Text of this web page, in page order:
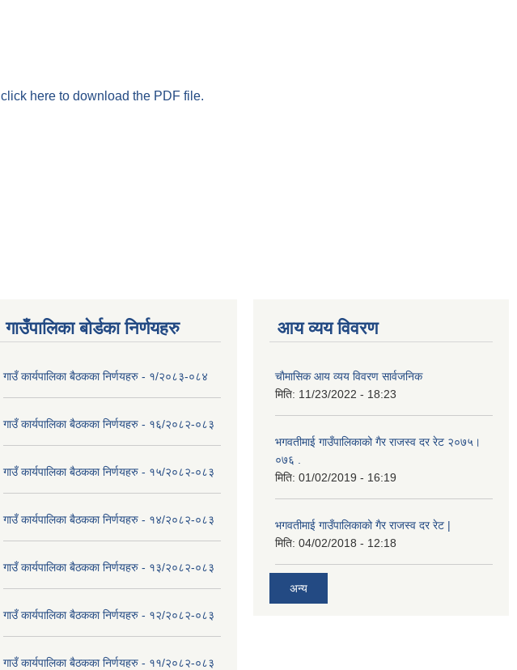
click here to download the PDF file.
गाउँपालिका बोर्डका निर्णयहरु
गाउँ कार्यपालिका बैठकका निर्णयहरु - १/२०८३-०८४
गाउँ कार्यपालिका बैठकका निर्णयहरु - १६/२०८२-०८३
गाउँ कार्यपालिका बैठकका निर्णयहरु - १५/२०८२-०८३
गाउँ कार्यपालिका बैठकका निर्णयहरु - १४/२०८२-०८३
गाउँ कार्यपालिका बैठकका निर्णयहरु - १३/२०८२-०८३
गाउँ कार्यपालिका बैठकका निर्णयहरु - १२/२०८२-०८३
गाउँ कार्यपालिका बैठकका निर्णयहरु - ११/२०८२-०८३
आय व्यय विवरण
चाैमासिक आय व्यय विवरण सार्वजनिक
मिति: 11/23/2022 - 18:23
भगवतीमाई गाउँपालिकाको गैर राजस्व दर रेट २०७५।
०७६ .
मिति: 01/02/2019 - 16:19
भगवतीमाई गाउँपालिकाको गैर राजस्व दर रेट |
मिति: 04/02/2018 - 12:18
अन्य